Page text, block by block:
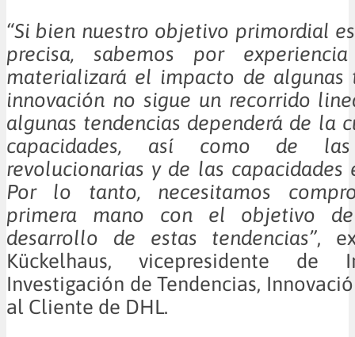
“Si bien nuestro objetivo primordial
precisa, sabemos por
materializará el impacto de algunas
innovación no sigue un recorrido
algunas tendencias dependerá de la
capacidades, así como de las
revolucionarias y de las capacidades
Por lo tanto, necesitamos
primera mano con el objetivo
desarrollo de estas tendencias”,
Kückelhaus, vicepresidente de
Investigación de Tendencias,
al Cliente de DHL.